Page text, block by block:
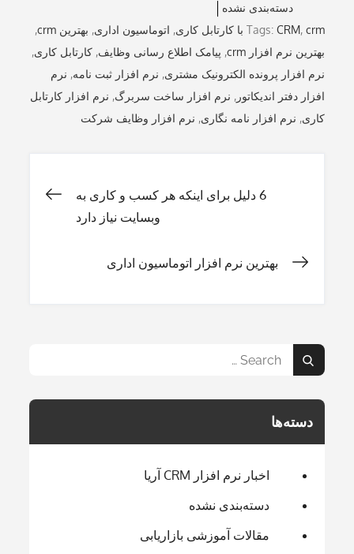
دسته‌بندی نشده
Tags: CRM, crm با کارتابل کاری , اتوماسیون اداری, بهترین crm
,
بهترین نرم افزار crm
, پیامک اطلاع رسانی وظایف,کارتابل کاری,
نرم افزار پرونده الکترونیک مشتری, نرم افزار ثبت نامه, نرم
افزار دفتر اندیکاتور, نرم افزار ساخت سربرگ, نرم افزار کارتابل
کاری, نرم افزار نامه نگاری, نرم افزار وظایف شرکت
راهبری
نوشته
6 دلیل برای اینکه هر کسب و کاری به
وبسایت نیاز دارد
بهترین نرم افزار اتوماسیون اداری
Search
for:
Search
دسته‌ها
اخبار نرم افزار CRM آریا
دسته‌بندی نشده
مقالات آموزشی بازاریابی